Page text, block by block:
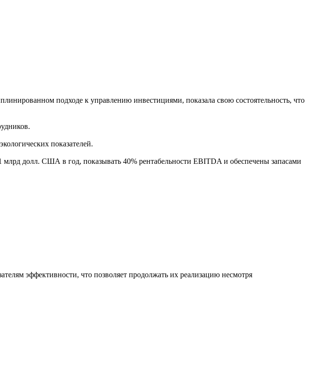
подходе к управлению инвестициями, показала свою состоятельность, что
показателей.
долл. США в год, показывать 40% рентабельности EBITDA и обеспечены запасами
эффективности, что позволяет продолжать их реализацию несмотря